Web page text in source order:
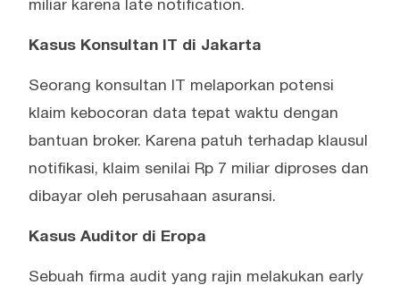
miliar karena late notification.
Kasus Konsultan IT di Jakarta
Seorang konsultan IT melaporkan potensi
klaim kebocoran data tepat waktu dengan
bantuan broker. Karena patuh terhadap klausul
notifikasi, klaim senilai Rp 7 miliar diproses dan
dibayar oleh perusahaan asuransi.
Kasus Auditor di Eropa
Sebuah firma audit yang rajin melakukan early